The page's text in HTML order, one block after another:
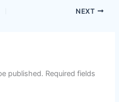
NEXT
published. Required fields